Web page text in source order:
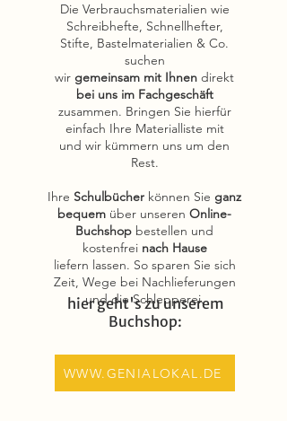
Die Verbrauchsmaterialien wie
Schreibhefte, Schnellhefter,
Stifte, Bastelmaterialien & Co.
suchen
wir gemeinsam mit Ihnen direkt
bei uns im Fachgeschäft
zusammen. Bringen Sie hierfür
einfach Ihre Materialliste mit
und wir kümmern uns um den
Rest.
Ihre Schulbücher können Sie ganz
bequem über unseren Online-
Buchshop bestellen und
kostenfrei nach Hause
liefern lassen. So sparen Sie sich
Zeit, Wege bei Nachlieferungen
und die Schlepperei.
hier geht's zu unserem
Buchshop:
WWW.GENIALOKAL.DE